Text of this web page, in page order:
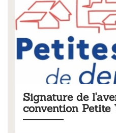
à la
de Demain